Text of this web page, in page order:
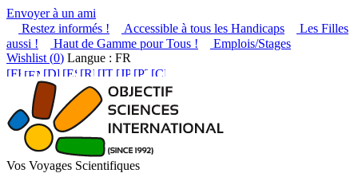
Envoyer à un ami
Restez informés !
Accessible à tous les Handicaps
Les Filles
aussi !
Haut de Gamme pour Tous !
Emplois/Stages
Wishlist (0) Langue : FR
Vos Voyages Scientifiques